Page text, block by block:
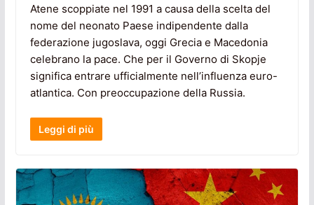
Atene scoppiate nel 1991 a causa della scelta del
nome del neonato Paese indipendente dalla
federazione jugoslava, oggi Grecia e Macedonia
celebrano la pace. Che per il Governo di Skopje
significa entrare ufficialmente nell’influenza euro-
atlantica. Con preoccupazione della Russia.
Leggi di più